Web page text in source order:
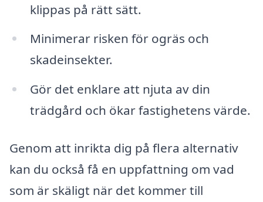
klippas på rätt sätt.
Minimerar risken för ogräs och
skadeinsekter.
Gör det enklare att njuta av din
trädgård och ökar fastighetens värde.
Genom att inrikta dig på flera alternativ
kan du också få en uppfattning om vad
som är skäligt när det kommer till